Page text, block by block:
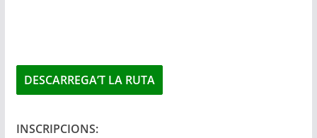
DESCARREGA’T LA RUTA
INSCRIPCIONS: